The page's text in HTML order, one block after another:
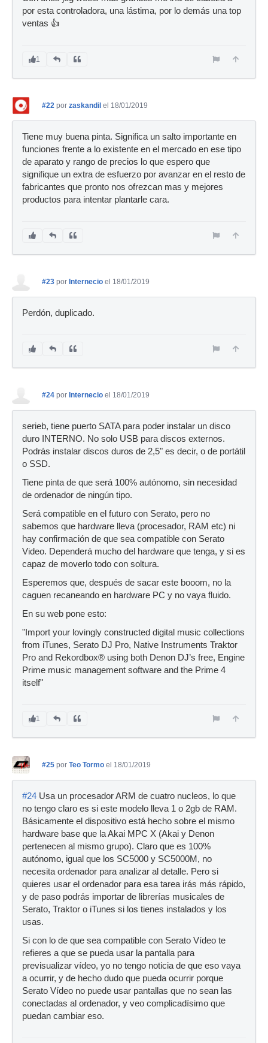
por esta controladora, una lástima, por lo demás una top
ventas 👍
1
#22 por zaskandil el 18/01/2019
Tiene muy buena pinta. Significa un salto importante en
funciones frente a lo existente en el mercado en ese tipo
de aparato y rango de precios lo que espero que
signifique un extra de esfuerzo por avanzar en el resto de
fabricantes que pronto nos ofrezcan mas y mejores
productos para intentar plantarle cara.
#23 por Internecio el 18/01/2019
Perdón, duplicado.
#24 por Internecio el 18/01/2019
serieb, tiene puerto SATA para poder instalar un disco
duro INTERNO. No solo USB para discos externos.
Podrás instalar discos duros de 2,5" es decir, o de portátil
o SSD.
Tiene pinta de que será 100% autónomo, sin necesidad
de ordenador de ningún tipo.
Será compatible en el futuro con Serato, pero no
sabemos que hardware lleva (procesador, RAM etc) ni
hay confirmación de que sea compatible con Serato
Video. Dependerá mucho del hardware que tenga, y si es
capaz de moverlo todo con soltura.
Esperemos que, después de sacar este booom, no la
caguen recaneando en hardware PC y no vaya fluido.
En su web pone esto:
"Import your lovingly constructed digital music collections
from iTunes, Serato DJ Pro, Native Instruments Traktor
Pro and Rekordbox® using both Denon DJ’s free, Engine
Prime music management software and the Prime 4
itself"
1
#25 por Teo Tormo el 18/01/2019
#24 Usa un procesador ARM de cuatro nucleos, lo que
no tengo claro es si este modelo lleva 1 o 2gb de RAM.
Básicamente el dispositivo está hecho sobre el mismo
hardware base que la Akai MPC X (Akai y Denon
pertenecen al mismo grupo). Claro que es 100%
autónomo, igual que los SC5000 y SC5000M, no
necesita ordenador para analizar al detalle. Pero si
quieres usar el ordenador para esa tarea irás más rápido,
y de paso podrás importar de librerías musicales de
Serato, Traktor o iTunes si los tienes instalados y los
usas.
Si con lo de que sea compatible con Serato Vídeo te
refieres a que se pueda usar la pantalla para
previsualizar vídeo, yo no tengo noticia de que eso vaya
a ocurrir, y de hecho dudo que pueda ocurrir porque
Serato Vídeo no puede usar pantallas que no sean las
conectadas al ordenador, y veo complicadísimo que
puedan cambiar eso.